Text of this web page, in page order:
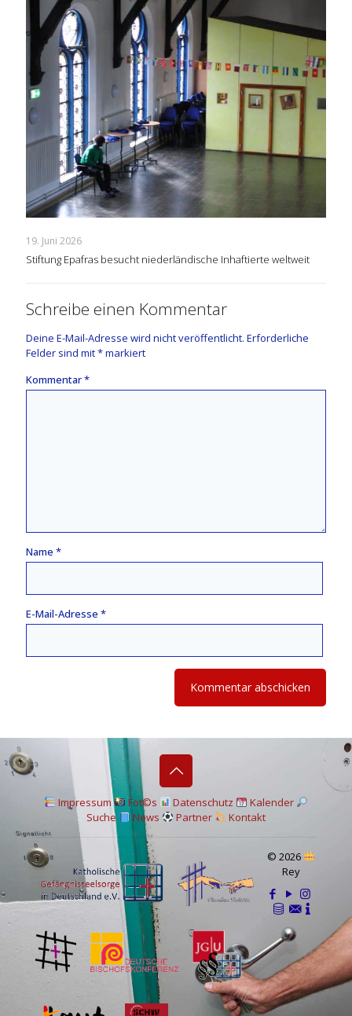
19. Juni 2026
Stiftung Epafras besucht niederländische Inhaftierte weltweit
Schreibe einen Kommentar
Deine E-Mail-Adresse wird nicht veröffentlicht. Erforderliche
Felder sind mit*markiert
Kommentar*
Name *
E-Mail-Adresse *
Impressum Fot©s Datenschutz
Kalender
Suche
News Partner Kontakt
© 2026
Rey